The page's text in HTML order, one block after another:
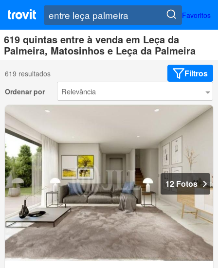
Favoritos
619 quintas entre à venda em Leça da
Palmeira, Matosinhos e Leça da Palmeira
619 resultados Filtros
Ordenar por
12 Fotos